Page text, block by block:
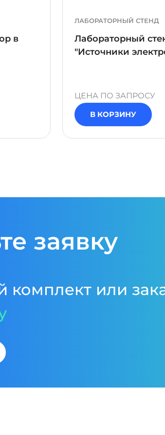
в
ЛАБОРАТОРНЫЙ СТЕНД
Лабораторный
"Источники
ЦЕНА ПО ЗАПРОСУ
В КОРЗИНУ
заявку
комплект или